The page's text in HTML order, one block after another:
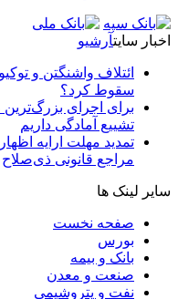
اخبار سایتآرشیو
ائتلاف واشنگتن و
سقوط کرد؟
برای اجرای
تشییع آمادگی داریم
تمدید مهلت ارایه
مراجع قانونی ذی‌‏صلاح
سایر لینک ها
صفحه نخست
بورس
بانک و بیمه
صنعت و معدن
نفت و پتروشیمی